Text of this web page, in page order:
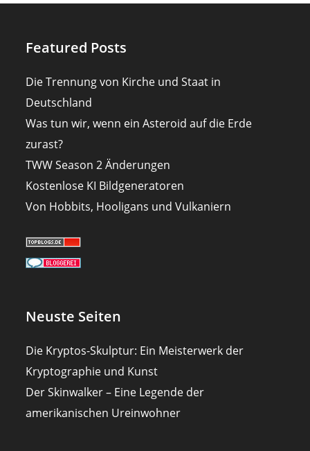
Featured Posts
Die Trennung von Kirche und Staat in
Deutschland
Was tun wir, wenn ein Asteroid auf die Erde
zurast?
TWW Season 2 Änderungen
Kostenlose KI Bildgeneratoren
Von Hobbits, Hooligans und Vulkaniern
Neuste Seiten
Die Kryptos-Skulptur: Ein Meisterwerk der
Kryptographie und Kunst
Der Skinwalker – Eine Legende der
amerikanischen Ureinwohner